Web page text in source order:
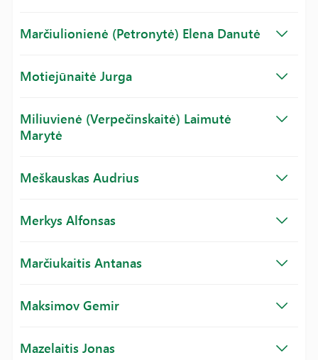
Marčiulionienė (Petronytė) Elena Danutė
Motiejūnaitė Jurga
Miliuvienė (Verpečinskaitė) Laimutė
Marytė
Meškauskas Audrius
Merkys Alfonsas
Marčiukaitis Antanas
Maksimov Gemir
Mazelaitis Jonas